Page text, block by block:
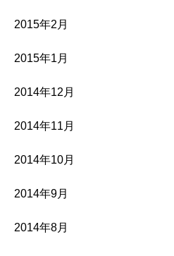
2015年2月
2015年1月
2014年12月
2014年11月
2014年10月
2014年9月
2014年8月